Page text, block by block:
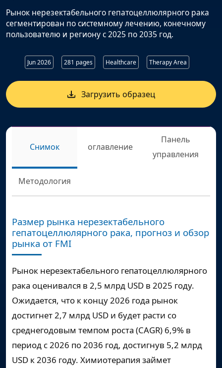
Рынок нерезектабельного гепатоцеллюлярного рака
сегментирован по системному лечению, конечному
пользователю и региону с 2025 по 2035 год.
Jun 2026 281 pages Healthcare Therapy Area
Загрузить образец
Снимок оглавление
Панель
управления
Методология
Размер рынка нерезектабельного
гепатоцеллюлярного рака, прогноз и обзор
рынка от FMI
Рынок нерезектабельного гепатоцеллюлярного
рака оценивался в 2,5 млрд USD в 2025 году.
Ожидается, что к концу 2026 года рынок
достигнет2,7 млрд USD и будет расти со
среднегодовым темпом роста (CAGR) 6,9% в
период с 2026 по 2036 год, достигнув 5,2 млрд
USD к 2036 году. Химиотерапия займет